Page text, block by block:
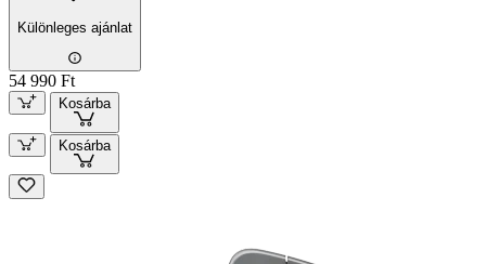
Különleges ajánlat
54 990 Ft
Kosárba
Kosárba